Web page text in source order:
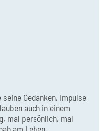
Gedanken, Impulse
auch in einem
mal persönlich, mal
am Leben.